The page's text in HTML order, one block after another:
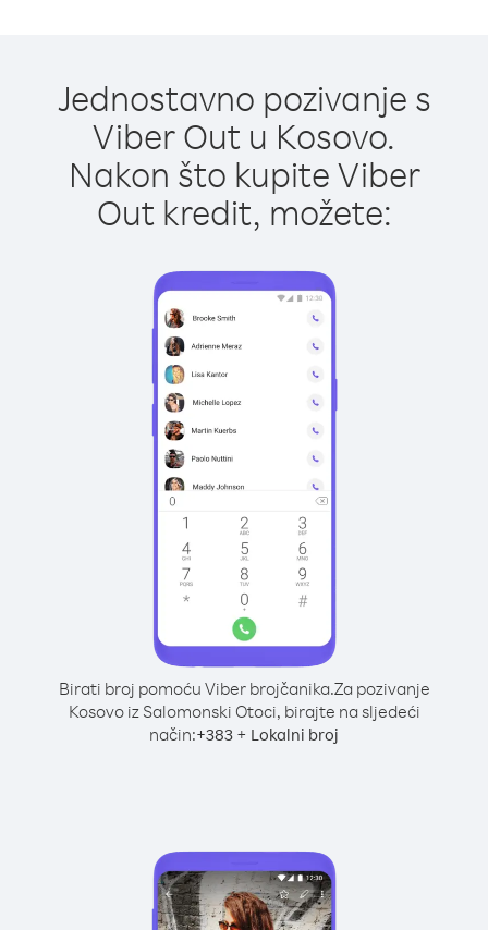
Jednostavno pozivanje s
Viber Out u Kosovo.
Nakon što kupite Viber
Out kredit, možete:
Birati broj pomoću Viber brojčanika.Za pozivanje
Kosovo iz Salomonski Otoci, birajte na sljedeći
način:+383 + Lokalni broj